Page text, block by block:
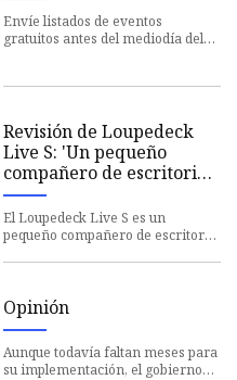
Envíe listados de eventos
gratuitos antes del mediodía del
Incluy
Revisión de Loupedeck
Live S: 'Un pequeño
compañero de escritorio
útil para creativos y
streamers'
El Loupedeck Live S es un
pequeño compañero de escritorio
Opinión
Aunque todavía faltan meses para
su implementación, el gobierno